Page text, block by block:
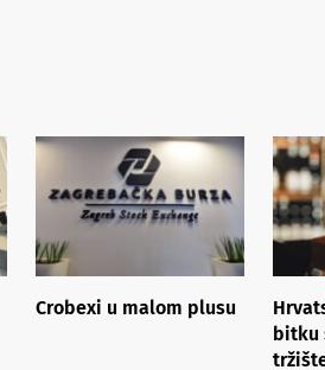
Crobexi u malom plusu
bitku